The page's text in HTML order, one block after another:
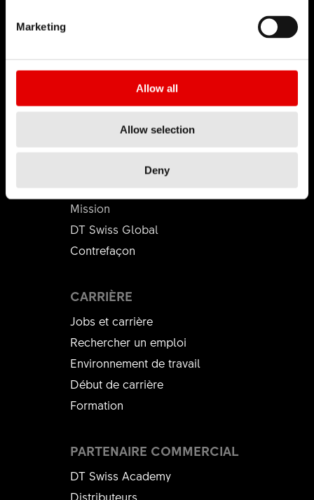
Marketing
Allow all
Allow selection
Deny
En savoir plus
L'entreprise
Mission
DT Swiss Global
Contrefaçon
CARRIÈRE
Jobs et carrière
Rechercher un emploi
Environnement de travail
Début de carrière
Formation
PARTENAIRE COMMERCIAL
DT Swiss Academy
Distributeurs